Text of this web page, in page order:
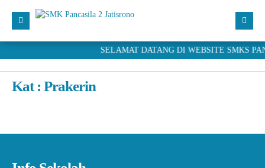
Kesiswaan
SELAMAT DATANG DI WEBSITE SMKS
Kat : Prakerin